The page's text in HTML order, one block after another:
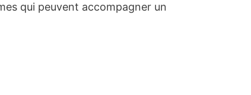
qui peuvent accompagner un